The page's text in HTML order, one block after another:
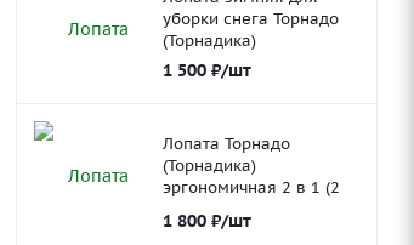
уборки снега Торнадо
(Торнадика)
1 500₽/шт
Лопата Торнадо
(Торнадика)
эргономичная 2 в 1 (2
1 800₽/шт